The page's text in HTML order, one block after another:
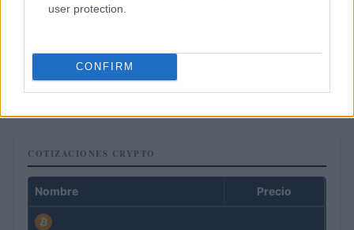
user protection.
CONFIRM
Guía completa sobre tarjetas cripto: fees, cashback y seguridad
COTIZACIONES CRYPTO
Nombre Precio